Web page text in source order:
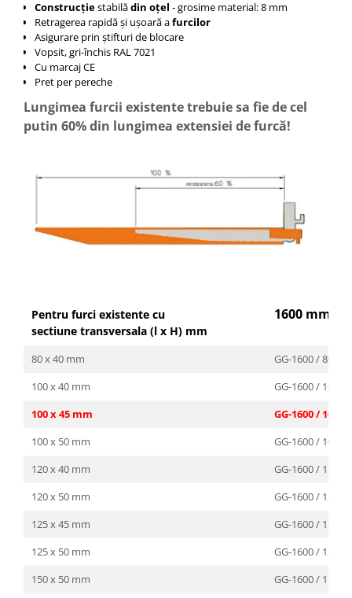
Construcțiestabilădin oțel - grosime material: 8 mm
Retragerea rapidă și ușoară afurcilor
Asigurare prin știfturi de blocare
Vopsit, gri-închis RAL 7021
Cu marcaj CE
Pret per pereche
Lungimea furcii existente trebuie sa fie de cel
putin 60% din lungimea extensiei de furcă!
Pentru furci existente cu
sectiune transversala (l x H) mm
1600 mm
80 x 40 mm
GG-1600 / 80x40
100 x 40 mm
GG-1600 /
100 x 45 mm
GG-1600 /
100 x 50 mm
GG-1600 / 100 x
120 x 40 mm
GG-1600 / 120 x
120 x 50 mm
GG-1600 /
125 x 45 mm
GG-1600 / 125 x
125 x 50 mm
GG-1600 / 125 x
150 x 50 mm
GG-1600 / 150 x